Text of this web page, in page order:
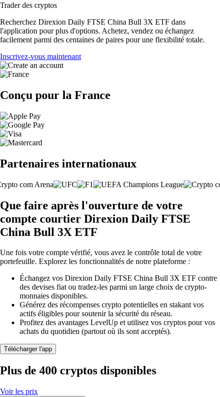
Trader des cryptos
Recherchez Direxion Daily FTSE China Bull 3X ETF dans
l'application pour plus d'options. Achetez, vendez ou échangez
facilement parmi des centaines de paires pour une flexibilité totale.
Inscrivez-vous maintenant
Conçu pour la France
Partenaires internationaux
Que faire après l'ouverture de votre
compte courtier Direxion Daily FTSE
China Bull 3X ETF
Une fois votre compte vérifié, vous avez le contrôle total de votre
portefeuille. Explorez les fonctionnalités de notre plateforme :
Échangez vos Direxion Daily FTSE China Bull 3X ETF contre
des devises fiat ou tradez-les parmi un large choix de crypto-
monnaies disponibles.
Générez des récompenses crypto potentielles en stakant vos
actifs éligibles pour soutenir la sécurité du réseau.
Profitez des avantages LevelUp et utilisez vos cryptos pour vos
achats du quotidien (partout où ils sont acceptés).
Télécharger l'app
Plus de 400 cryptos disponibles
Voir les prix